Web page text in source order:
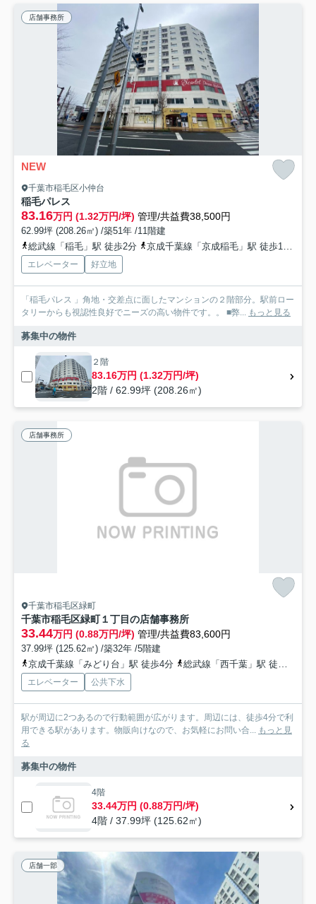
店舗事務所
NEW
千葉市稲毛区小仲台
稲毛パレス
83.16万円 (1.32万円/坪) 管理/共益費38,500円
62.99坪 (208.26㎡) /築51年 /11階建
総武線「稲毛」駅 徒歩2分
京成千葉線「京成稲毛」駅 徒歩10分
エレベーター 好立地
「稲毛パレス 」角地・交差点に面したマンションの２階部分。駅前ロー
タリーからも視認性良好でニーズの高い物件です。。 ■弊... もっと見る
募集中の物件
２階
83.16万円 (1.32万円/坪)
2階 / 62.99坪 (208.26㎡)
店舗事務所
千葉市稲毛区緑町
千葉市稲毛区緑町１丁目の店舗事務所
33.44万円 (0.88万円/坪) 管理/共益費83,600円
37.99坪 (125.62㎡) /築32年 /5階建
京成千葉線「みどり台」駅 徒歩4分
総武線「西千葉」駅 徒歩7分
エレベーター 公共下水
駅が周辺に2つあるので行動範囲が広がります。周辺には、徒歩4分で利
用できる駅があります。物販向けなので、お気軽にお問い合... もっと見
る
募集中の物件
4階
33.44万円 (0.88万円/坪)
4階 / 37.99坪 (125.62㎡)
店舗一部